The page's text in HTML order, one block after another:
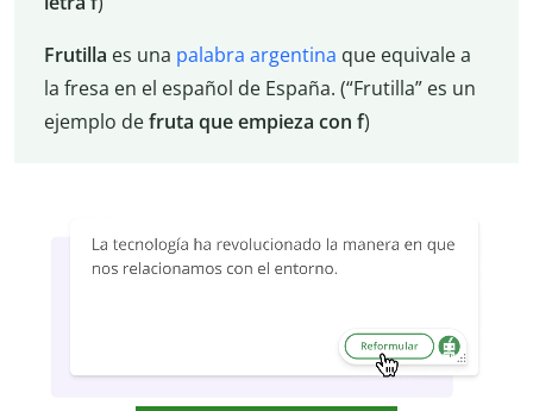
Frutilla es una palabra argentina que equivale a
la fresa en el español de España. (“Frutilla” es un
ejemplo defruta que empieza con f)